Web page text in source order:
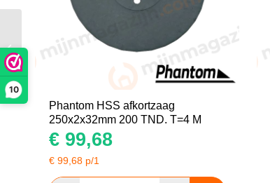
10
Phantom HSS afkortzaag
250x2x32mm 200 TND. T=4 M
€ 99,68
€ 99,68 p/1
Phantom HSS